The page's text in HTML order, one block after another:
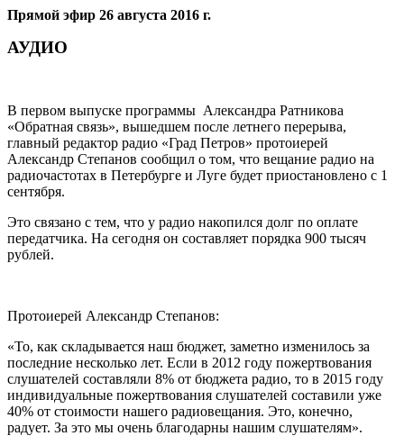
Прямой эфир 26 августа 2016 г.
АУДИО
В первом выпуске программы Александра Ратникова
«Обратная связь», вышедшем после летнего перерыва,
главный редактор радио «Град Петров» протоиерей
Александр Степанов сообщил о том, что вещание радио на
радиочастотах в Петербурге и Луге будет приостановлено с 1
сентября.
Это связано с тем, что у радио накопился долг по оплате
передатчика. На сегодня он составляет порядка 900 тысяч
рублей.
Протоиерей Александр Степанов:
«То, как складывается наш бюджет, заметно изменилось за
последние несколько лет. Если в 2012 году пожертвования
слушателей составляли 8% от бюджета радио, то в 2015 году
индивидуальные пожертвования слушателей составили уже
40% от стоимости нашего радиовещания. Это, конечно,
радует. За это мы очень благодарны нашим слушателям».